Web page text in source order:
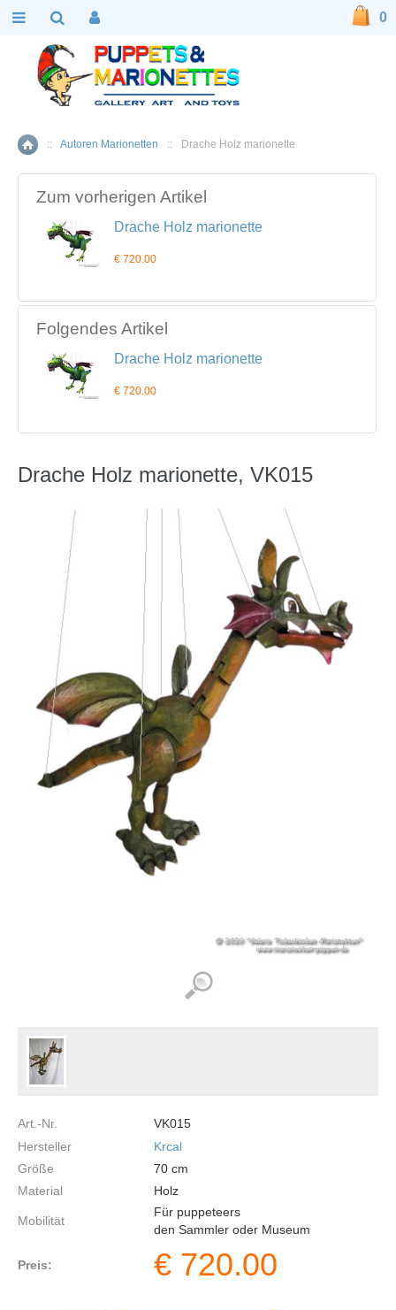
Home
:: Autoren Marionetten :: Drache Holz marionette
Zum vorherigen Artikel
Drache Holz marionette
€ 720.00
Folgendes Artikel
Drache Holz marionette
€ 720.00
Drache Holz marionette, VK015
Art.-Nr.
VK015
Hersteller
Krcal
Größe
70 cm
Material
Holz
Mobilität
Für puppeteers
den Sammler oder Museum
Preis: € 720.00
0